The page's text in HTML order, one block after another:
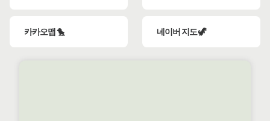
카카오맵 🐤 네이버 지도 🦖